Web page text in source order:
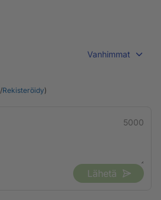
Vanhimmat
/Rekisteröidy)
5000
Lähetä